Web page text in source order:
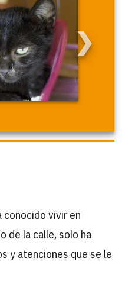
❯
conocido vivir en
de la calle, solo ha
y atenciones que se le